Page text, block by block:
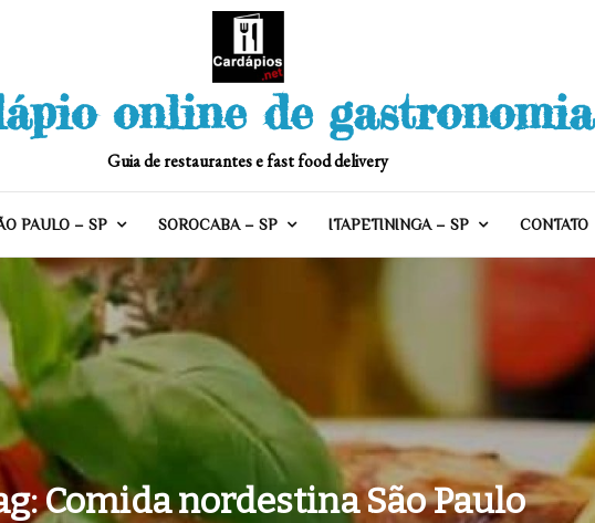
online de gastronomia
Guia de restaurantes e fast food delivery
PAULO – SP SOROCABA – SP ITAPETININGA – SP CONTATO
Comida nordestina São Paulo